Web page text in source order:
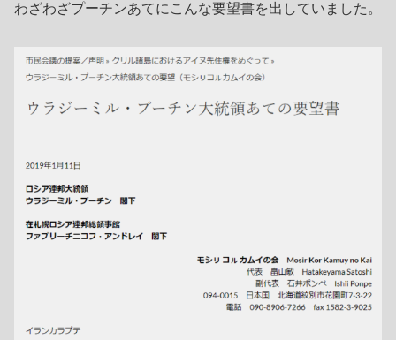
わざわざプーチンあてにこんな要望書を出していました。